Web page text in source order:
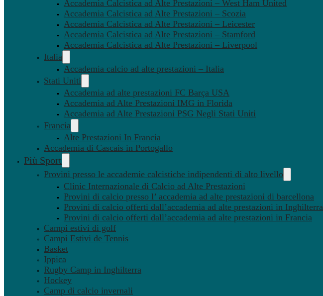
Accademia Calcistica ad Alte Prestazioni – West Ham United
Accademia Calcistica ad Alte Prestazioni – Scozia
Accademia Calcistica ad Alte Prestazioni – Leicester
Accademia Calcistica ad Alte Prestazioni – Stamford
Accademia Calcistica ad Alte Prestazioni – Liverpool
Italia
Accademia calcio ad alte prestazioni – Italia
Stati Uniti
Accademia ad alte prestazioni FC Barça USA
Accademia ad Alte Prestazioni IMG in Florida
Accademia ad Alte Prestazioni PSG Negli Stati Uniti
Francia
Alte Prestazioni In Francia
Accademia di Cascais in Portogallo
Più Sport
Provini presso le accademie calcistiche indipendenti di alto livello
Clinic Internazionale di Calcio ad Alte Prestazioni
Provini di calcio presso l’ accademia ad alte prestazioni di barcellona
Provini di calcio offerti dall’accademia ad alte prestazioni in Inghilterra
Provini di calcio offerti dall’accademia ad alte prestazioni in Francia
Campi estivi di golf
Campi Estivi de Tennis
Basket
Ippica
Rugby Camp in Inghilterra
Hockey
Camp di calcio invernali